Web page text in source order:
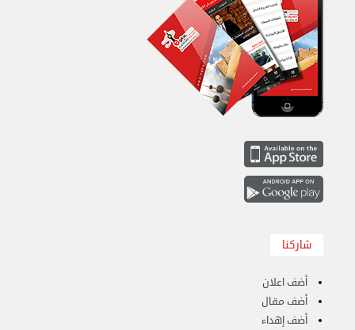
هاف لوري قط أغراض واثاث للمحرقة 65007374 في ...
الأحد 24 سبتمبر 2023 11:10 ص
شاركنا
أضف اعلان
أضف مقال
أضف إهداء